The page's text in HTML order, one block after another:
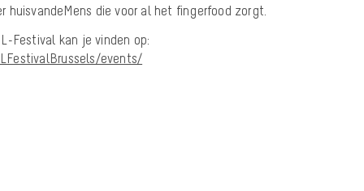
huisvandeMens die voor al het fingerfood zorgt.
Festival kan je vinden op:
events/